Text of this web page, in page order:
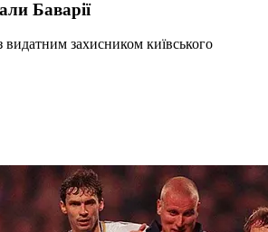
Баварії
захисником київського